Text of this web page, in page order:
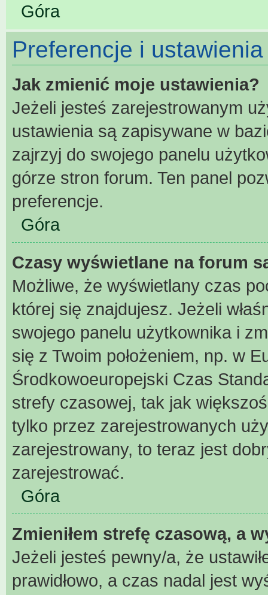
Góra
Preferencje i
Jak zmienić moje ustawienia?
Jeżeli jesteś zarejestrowanym
ustawienia są zapisywane w
zajrzyj do swojego panelu
górze stron forum. Ten panel
preferencje.
Góra
Czasy wyświetlane na forum
Możliwe, że wyświetlany czas
której się znajdujesz. Jeżeli
swojego panelu użytkownika i
się z Twoim położeniem, np. w
Środkowoeuropejski Czas
strefy czasowej, tak jak
tylko przez zarejestrowanych
zarejestrowany, to teraz jest
zarejestrować.
Góra
Zmieniłem strefę czasową, a
Jeżeli jesteś pewny/a, że
prawidłowo, a czas nadal jest